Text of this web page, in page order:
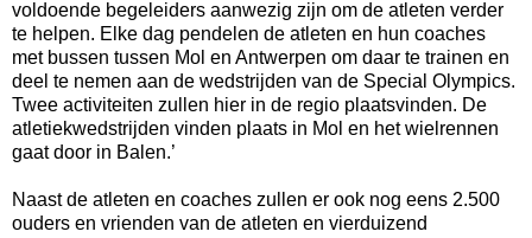
voldoende begeleiders aanwezig zijn om de atleten verder
te helpen. Elke dag pendelen de atleten en hun coaches
met bussen tussen Mol en Antwerpen om daar te trainen en
deel te nemen aan de wedstrijden van de Special Olympics.
Twee activiteiten zullen hier in de regio plaatsvinden. De
atletiekwedstrijden vinden plaats in Mol en het wielrennen
gaat door in Balen.’
Naast de atleten en coaches zullen er ook nog eens 2.500
ouders en vrienden van de atleten en vierduizend